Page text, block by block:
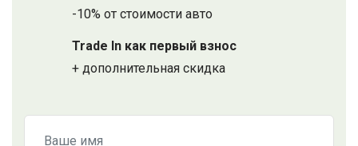
-10% от стоимости авто
Trade In как первый взнос
+ дополнительная скидка